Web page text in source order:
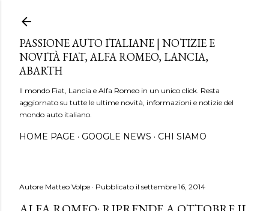
PASSIONE AUTO ITALIANE | NOTIZIE E
NOVITÀ FIAT, ALFA ROMEO, LANCIA,
ABARTH
Il mondo Fiat, Lancia e Alfa Romeo in un unico click. Resta
aggiornato su tutte le ultime novità, informazioni e notizie del
mondo auto italiano.
HOME PAGE GOOGLE NEWS CHI SIAMO
Autore Matteo Volpe Pubblicato il settembre 16, 2014